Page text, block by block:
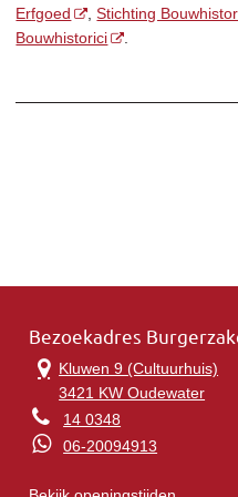
Erfgoed ,Stichting
Bouwhistorici
.
Bezoekadres
Kluwen 9 (Cultuurhuis)
3421 KW Oudewater
14 0348
06-20094913